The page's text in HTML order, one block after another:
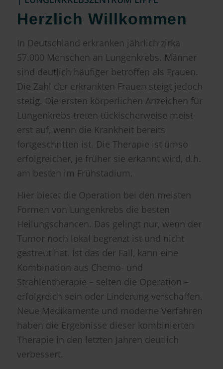
Herzlich Willkommen
In Deutschland erkranken jährlich zirka
57.000 Menschen an Lungenkrebs. Männer
sind deutlich häufiger betroffen als Frauen.
Die Zahl der erkrankten Frauen steigt jedoch
stetig. Die ersten körperlichen Anzeichen für
Lungenkrebs treten tückischerweise meist
erst auf, wenn die Krankheit bereits
fortgeschritten ist. Die Therapie ist umso
erfolgreicher, je früher sie erkannt wird, d.h.
am besten im Frühstadium.
Hier bietet die Operation bei den meisten
Formen von Lungenkrebs die besten
Heilungschancen. Das gelingt nur, wenn der
Tumor noch lokal begrenzt ist und nicht
gestreut hat. Ist das der Fall, kann eine
Kombination aus Chemo-​ und
Strahlentherapie – selten die Operation –
erfolgreich sein oder Linderung verschaffen.
Neue Medikamente und moderne Verfahren
haben die Ergebnisse dieser kombinierten
Therapie in den letzten Jahren deutlich
verbessert.